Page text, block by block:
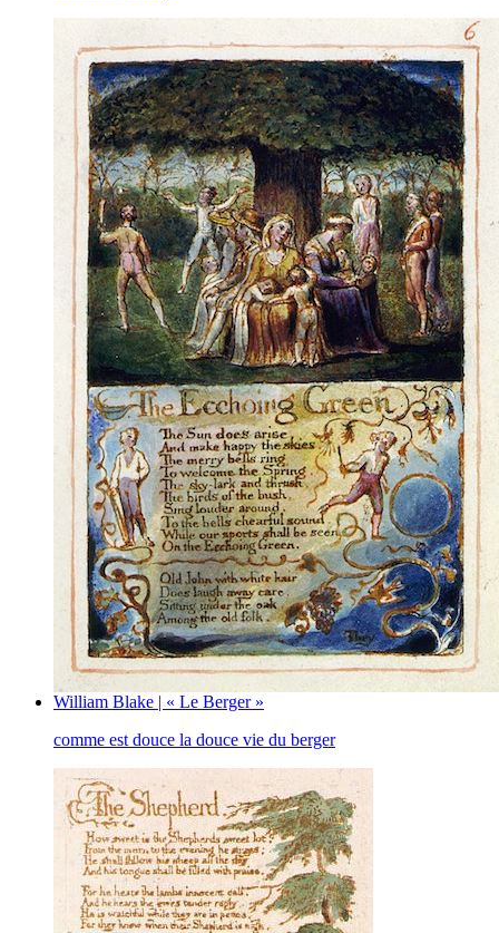
William Blake | « Le Berger »
comme est douce la douce vie du berger